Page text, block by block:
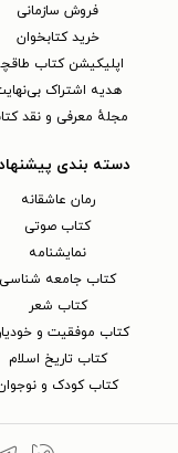
فروش سازمانی
خرید کتابخوان
اپلیکیشن کتاب
هدیه اشتراک
مجلهٔ معرفی و نقد
دسته بندی
رمان عاشقانه
کتاب‌ صوتی
نمایشنامه
کتاب جامعه شناسی
کتاب شعر
کتاب موفقیت و
کتاب تاریخ اسلام
کتاب کودک و